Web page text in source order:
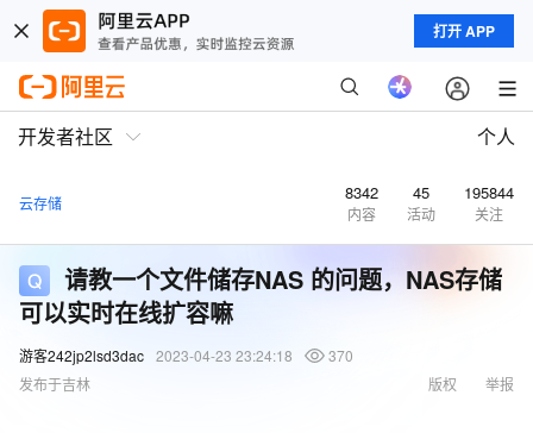
打开 APP
开发者社区 个人
云存储 8342
内容
45
活动
195844
关注
请教一个文件储存NAS 的问题，NAS存储
可以实时在线扩容嘛
游客242jp2lsd3dac 2023-04-23 23:24:18
370
发布于吉林
举报
版权